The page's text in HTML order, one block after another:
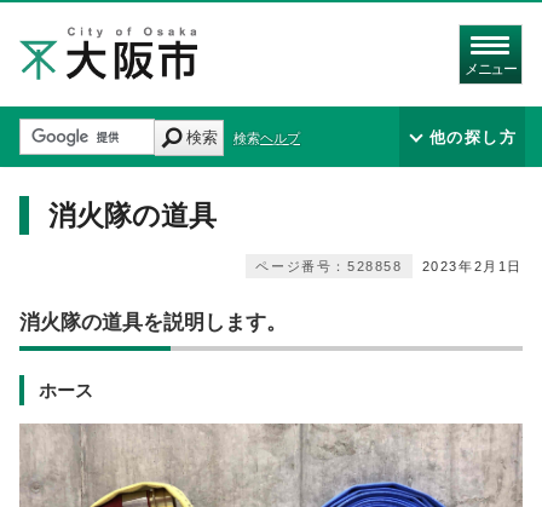
メニュー
検索 検索ヘルプ 他の探し方
消火隊の道具
2023年2月1日
ページ番号：528858
消火隊の道具を説明します。
ホース